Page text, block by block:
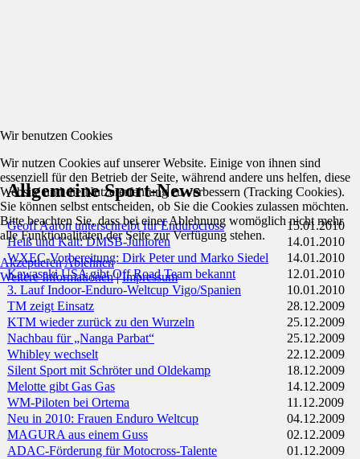
Allgemeine Sport-News
Geoff Aaron unterschreibt für Endurocross
15.01.2010
Heiß und Kalt: DMSB-Junioren
14.01.2010
WXEC-Vorbereitung: Dirk Peter und Marko Siedel
14.01.2010
Kawasaki USA gibt Off Road Team bekannt
12.01.2010
3. Lauf Indoor-Enduro-Weltcup Vigo/Spanien
10.01.2010
TM zeigt Einsatz
28.12.2009
KTM wieder zurück zu den Wurzeln
25.12.2009
Nachbau für „Nanga Parbat“
25.12.2009
Whibley wechselt
22.12.2009
Silent Sport mit Schröter und Oldekamp
18.12.2009
Melotte gibt Gas Gas
14.12.2009
WM-Piloten bei Ortema
11.12.2009
Neu in 2010: Frauen Enduro Weltcup
04.12.2009
MAGURA aus einem Guss
02.12.2009
ADAC-Förderung für Motocross-Talente
01.12.2009
Wir benutzen Cookies
Wir nutzen Cookies auf unserer Website. Einige von ihnen sind
essenziell für den Betrieb der Seite, während andere uns helfen, diese
Website und die Nutzererfahrung zu verbessern (Tracking Cookies).
Sie können selbst entscheiden, ob Sie die Cookies zulassen möchten.
Bitte beachten Sie, dass bei einer Ablehnung womöglich nicht mehr
alle Funktionalitäten der Seite zur Verfügung stehen.
AkzeptierenAblehnen
Weitere Informationen|Impressum